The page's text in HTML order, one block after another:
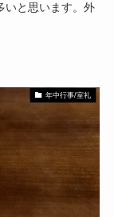
いと思います。外
年中行事/室礼